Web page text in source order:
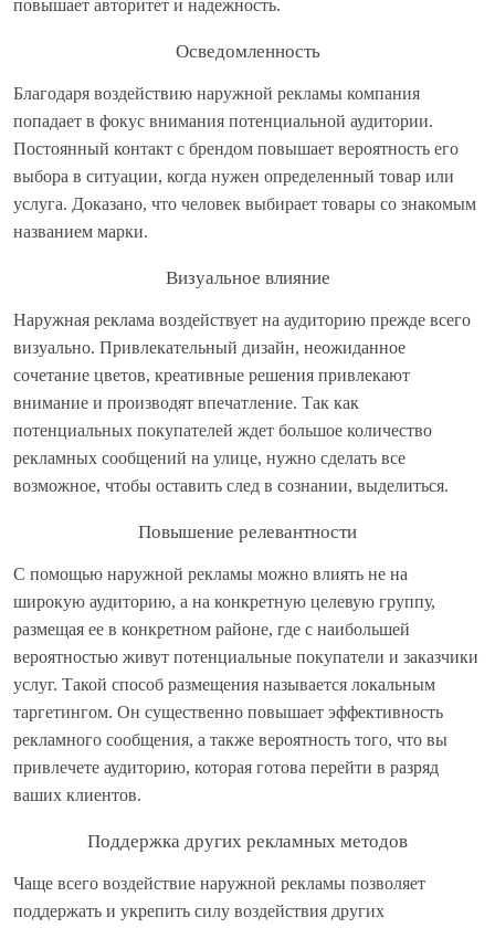
повышает авторитет и надежность.
Осведомленность
Благодаря воздействию наружной рекламы компания
попадает в фокус внимания потенциальной аудитории.
Постоянный контакт с брендом повышает вероятность его
выбора в ситуации, когда нужен определенный товар или
услуга. Доказано, что человек выбирает товары со знакомым
названием марки.
Визуальное влияние
Наружная реклама воздействует на аудиторию прежде всего
визуально. Привлекательный дизайн, неожиданное
сочетание цветов, креативные решения привлекают
внимание и производят впечатление. Так как
потенциальных покупателей ждет большое количество
рекламных сообщений на улице, нужно сделать все
возможное, чтобы оставить след в сознании, выделиться.
Повышение релевантности
С помощью наружной рекламы можно влиять не на
широкую аудиторию, а на конкретную целевую группу,
размещая ее в конкретном районе, где с наибольшей
вероятностью живут потенциальные покупатели и заказчики
услуг. Такой способ размещения называется локальным
таргетингом. Он существенно повышает эффективность
рекламного сообщения, а также вероятность того, что вы
привлечете аудиторию, которая готова перейти в разряд
ваших клиентов.
Поддержка других рекламных методов
Чаще всего воздействие наружной рекламы позволяет
поддержать и укрепить силу воздействия других